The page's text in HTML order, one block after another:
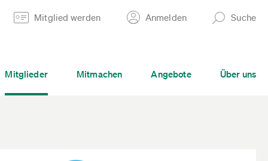
Mitglied werden Anmelden Suche
Mitglieder Mitmachen Angebote Über uns